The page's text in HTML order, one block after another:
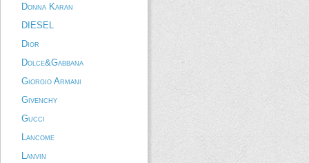
Donna Karan
DIESEL
Dior
Dolce&Gabbana
Giorgio Armani
Givenchy
Gucci
Lancome
Lanvin